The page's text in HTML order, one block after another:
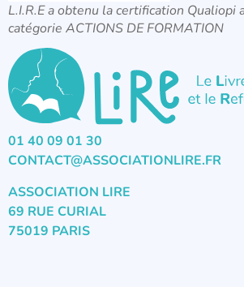
L.I.R.E a obtenu la certification Qualiopi
catégorie ACTIONS DE FORMATION
01 40 09 01 30
CONTACT@ASSOCIATIONLIRE.FR
ASSOCIATION LIRE
69 RUE CURIAL
75019 PARIS